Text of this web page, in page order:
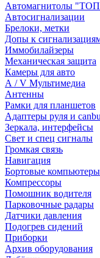
Автомагнитолы
Автосигнализации
Брелоки, метки
Допы к
Иммобилайзеры
Механическая защита
Камеры для авто
А / V Мультимедиа
Антенны
Рамки для планшетов
Адаптеры руля и
Зеркала, интерфейсы
Свет и спец сигналы
Громкая связь
Навигация
Бортовые компьютеры
Компрессоры
Помошник водителя
Парковочные радары
Датчики давления
Подогрев сидений
Приборки
Архив оборудования